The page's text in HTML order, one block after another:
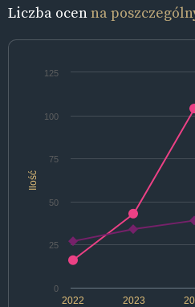
Liczba ocenna
Ilość
2022 2023
0
25
50
75
100
125